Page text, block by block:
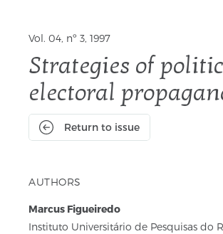
Vol. 04, nº 3, 1997
Strategies of
electoral
Return to issue
AUTHORS
Marcus Figueiredo
Instituto Universitário de Pesquisas do